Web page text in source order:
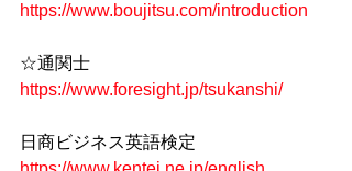
https://www.boujitsu.com/introduction
☆通関士
https://www.foresight.jp/tsukanshi/
日商ビジネス英語検定